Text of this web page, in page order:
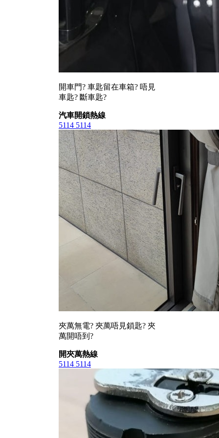
開車門? 車匙留在車箱? 唔見
車匙? 斷車匙?
汽車開鎖熱線
5114 5114
夾萬無電? 夾萬唔見鎖匙? 夾
萬開唔到?
開夾萬熱線
5114 5114